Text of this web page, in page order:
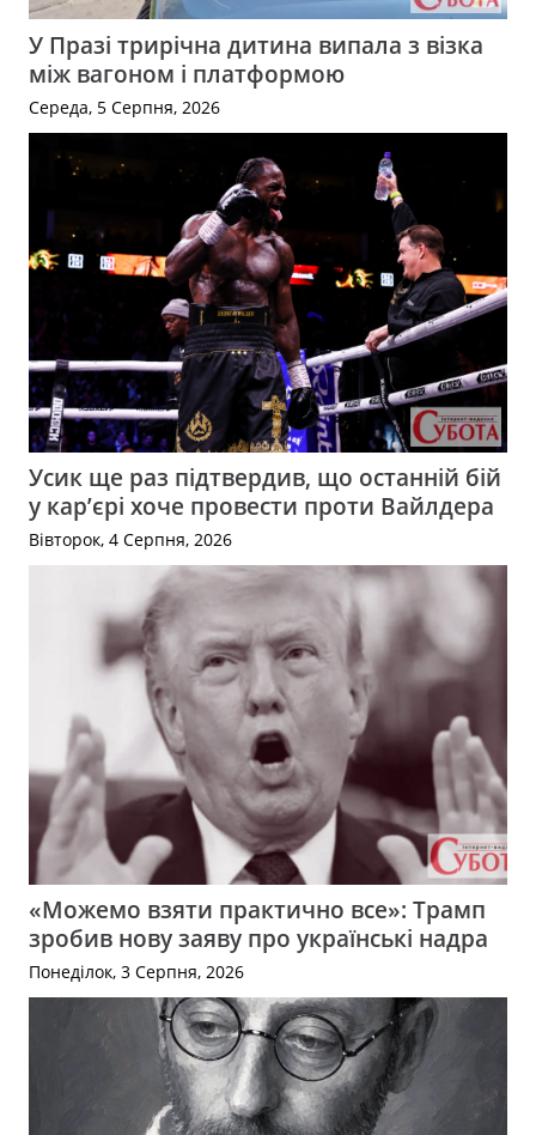
У Празі трирічна дитина випала з візка
між вагоном і платформою
Середа, 5 Серпня, 2026
Усик ще раз підтвердив, що останній бій
у кар’єрі хоче провести проти Вайлдера
Вівторок, 4 Серпня, 2026
«Можемо взяти практично все»: Трамп
зробив нову заяву про українські надра
Понеділок, 3 Серпня, 2026